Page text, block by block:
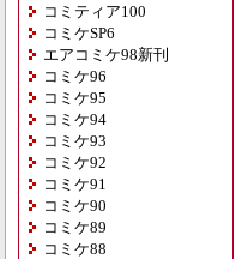
コミティア100
コミケSP6
エアコミケ98新刊
コミケ96
コミケ95
コミケ94
コミケ93
コミケ92
コミケ91
コミケ90
コミケ89
コミケ88